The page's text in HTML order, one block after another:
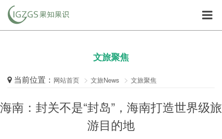
文旅聚焦
当前位置： 网站首页 文旅News 文旅聚焦
海南：封关不是“封岛”，海南打造世界级旅
游目的地